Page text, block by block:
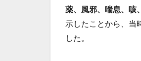
薬、風邪、喘息、咳
示したことから、当
した。